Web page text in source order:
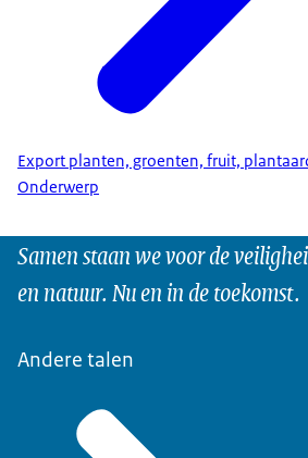
Export planten, groenten, fruit,
Onderwerp
Samen staan we voor de
en natuur. Nu en in de toekomst.
Andere talen